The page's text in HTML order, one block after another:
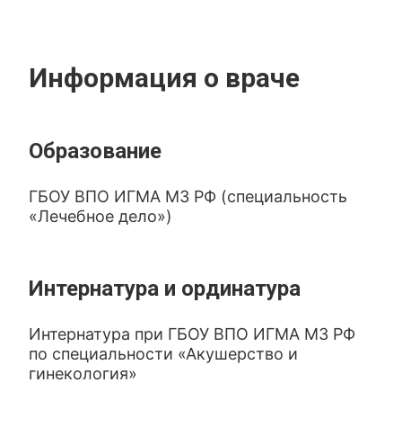
Информация о враче
Образование
ГБОУ ВПО ИГМА МЗ РФ (специальность
«Лечебное дело»)
Интернатура и ординатура
Интернатура при ГБОУ ВПО ИГМА МЗ РФ
по специальности «Акушерство и
гинекология»